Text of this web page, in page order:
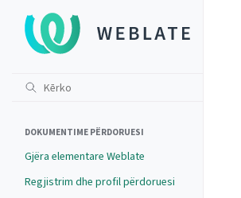
DOKUMENTIME PËRDORUESI
Gjëra elementare Weblate
Regjistrim dhe profil përdoruesi